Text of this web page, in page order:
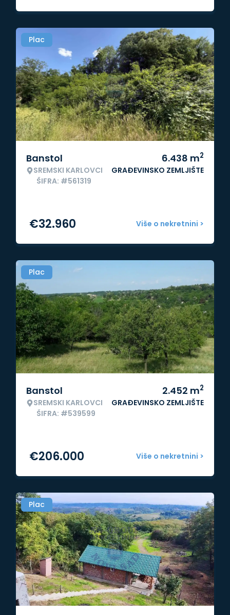
Plac
Banstol
SREMSKI KARLOVCI
ŠIFRA: #561319
6.438 m2
GRAĐEVINSKO ZEMLJIŠTE
Više o nekretnini >
€32.960
Plac
Banstol
SREMSKI KARLOVCI
ŠIFRA: #539599
2.452 m2
GRAĐEVINSKO ZEMLJIŠTE
Više o nekretnini >
€206.000
Plac